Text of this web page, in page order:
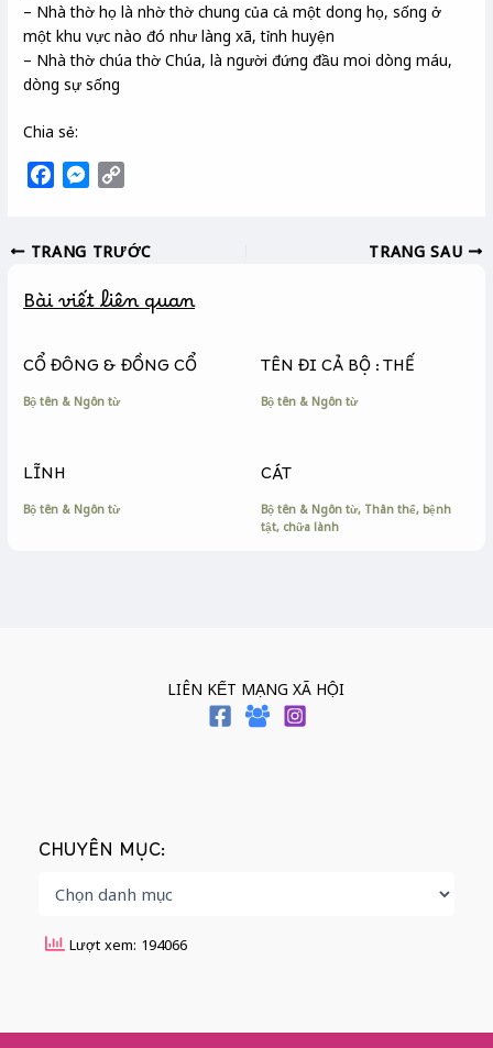
– Nhà thờ họ là nhờ thờ chung của cả một dong họ, sống ở
một khu vực nào đó như làng xã, tỉnh huyện
– Nhà thờ chúa thờ Chúa, là người đứng đầu moi dòng máu,
dòng sự sống
Chia sẻ:
e
o
k
M
s
n
e
y
i
k
TRANG TRƯỚC TRANG SAU
Bài viết liên quan
CỔ ĐÔNG & ĐỒNG CỔ
Bộ tên & Ngôn từ
TÊN ĐI CẢ BỘ : THẾ
Bộ tên & Ngôn từ
LĨNH
Bộ tên & Ngôn từ
CÁT
Bộ tên & Ngôn từ, Thân thể, bệnh
tật, chữa lành
LIÊN KẾT MẠNG XÃ HỘI
CHUYÊN MỤC:
Lượt xem: 194066